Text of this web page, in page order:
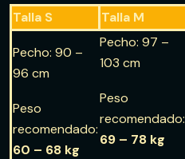
Talla S Talla M
Pecho: 90 –
96 cm
Peso
recomendado:
60 – 68 kg
Pecho: 97 –
103 cm
Peso
recomendado:
69 – 78 kg